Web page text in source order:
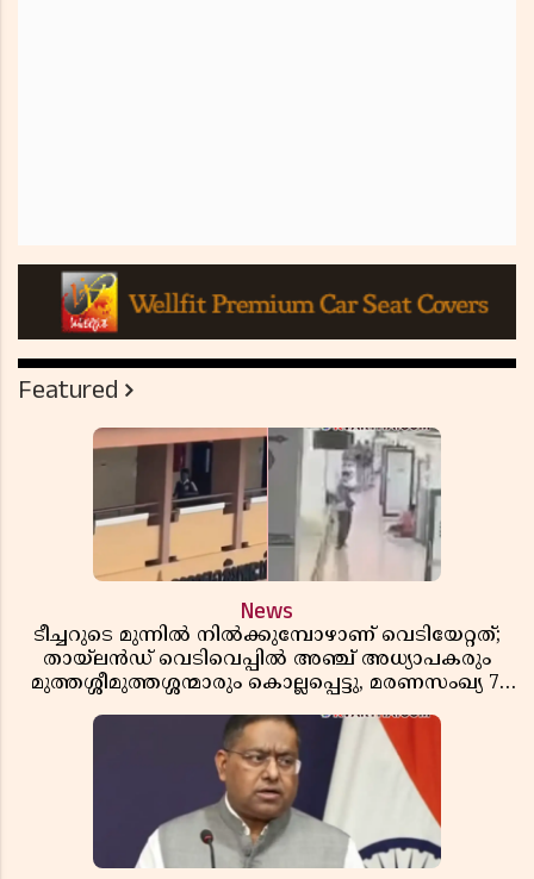
Featured
News
ടീച്ചറുടെ മുന്നിൽ നിൽക്കുമ്പോഴാണ് വെടിയേറ്റത്;
തായ്‌ലൻഡ് വെടിവെപ്പിൽ അഞ്ച് അധ്യാപകരും
മുത്തശ്ശീമുത്തശ്ശന്മാരും കൊല്ലപ്പെട്ടു, മരണസംഖ്യ 7;